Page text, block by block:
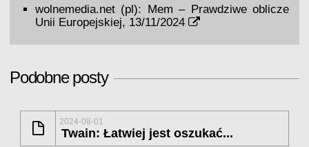
wolnemedia.net (pl):
Mem – Prawdziwe oblicze
Unii Europejskiej, 13/11/2024
Podobne posty
2024-08-01
Twain: Łatwiej jest oszukać...